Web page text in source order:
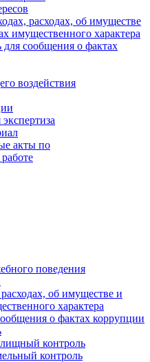
расходах, об имуществе
имущественного характера
для сообщения о фактах
воздействия
акты по
поведения
об имуществе и
характера
о фактах коррупции
контроль
контроль